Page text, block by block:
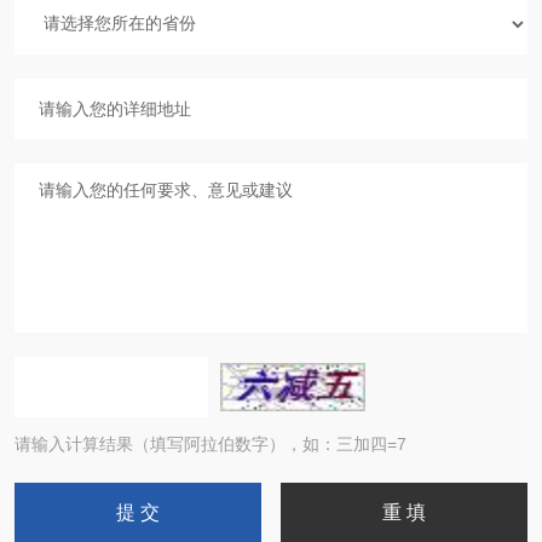
请输入计算结果（填写阿拉伯数字），如：三加四=7